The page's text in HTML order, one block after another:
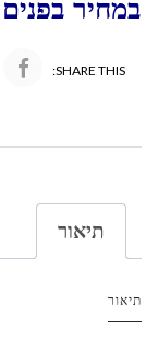
במחיר
SHARE THIS:
תיאור
תיאור